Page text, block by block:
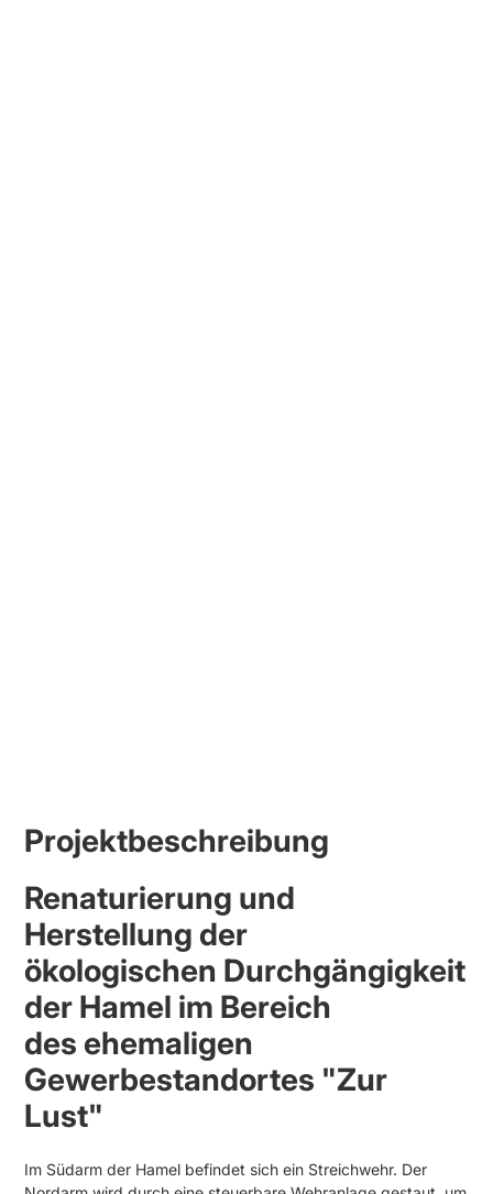
Projektbeschreibung
Renaturierung und
Herstellung der
ökologischen Durchgängigkeit
der Hamel im Bereich
des ehemaligen
Gewerbestandortes "Zur
Lust"
Im Südarm der Hamel befindet sich ein Streichwehr. Der